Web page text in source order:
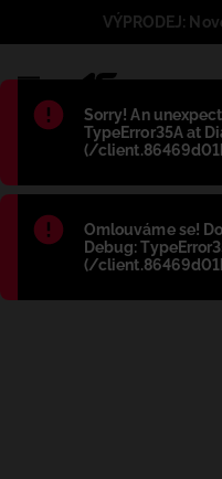
Błąd:
Sorry! An
TypeError35A at
(/
Błąd:
Omlouváme se!
Debug:
(/
VÝPRODEJ: